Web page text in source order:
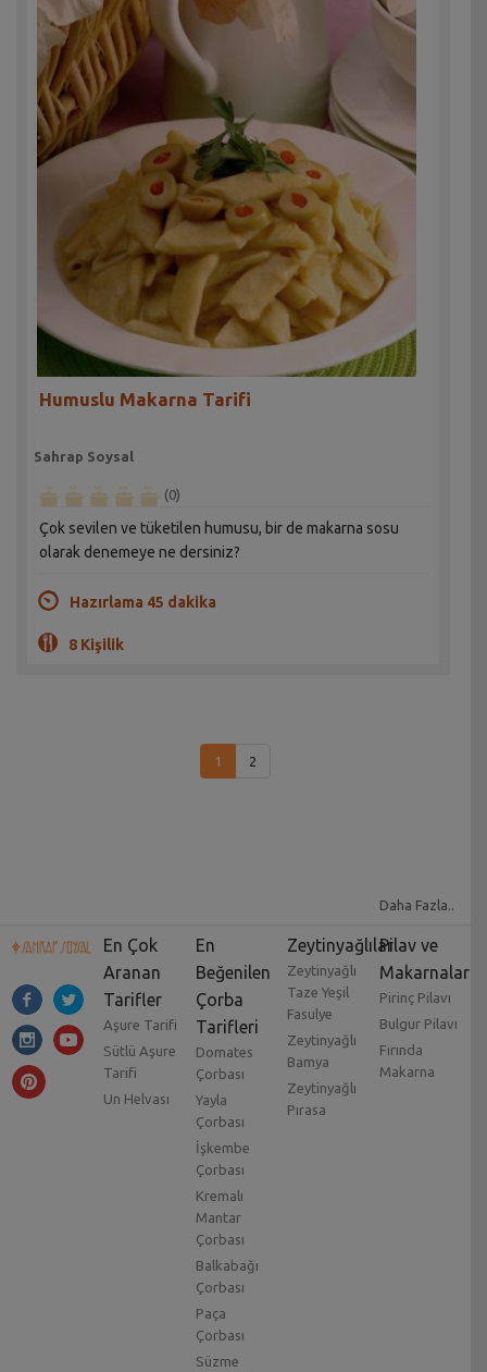
Humuslu Makarna Tarifi
Sahrap Soysal
(0)
Çok sevilen ve tüketilen humusu, bir de makarna sosu
olarak denemeye ne dersiniz?
Hazırlama 45 dakika
8 Kişilik
1 2
Daha Fazla..
En Çok
Aranan
Tarifler
Aşure Tarifi
Sütlü Aşure
Tarifi
Un Helvası
En
Beğenilen
Çorba
Tarifleri
Domates
Çorbası
Yayla
Çorbası
İşkembe
Çorbası
Kremalı
Mantar
Çorbası
Balkabağı
Çorbası
Paça
Çorbası
Süzme
Zeytinyağlılar
Zeytinyağlı
Taze Yeşil
Fasulye
Zeytinyağlı
Bamya
Zeytinyağlı
Pırasa
Pilav ve
Makarnalar
Pirinç Pilavı
Bulgur Pilavı
Fırında
Makarna